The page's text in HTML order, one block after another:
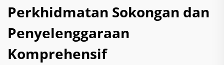
Perkhidmatan Sokongan dan
Penyelenggaraan
Komprehensif